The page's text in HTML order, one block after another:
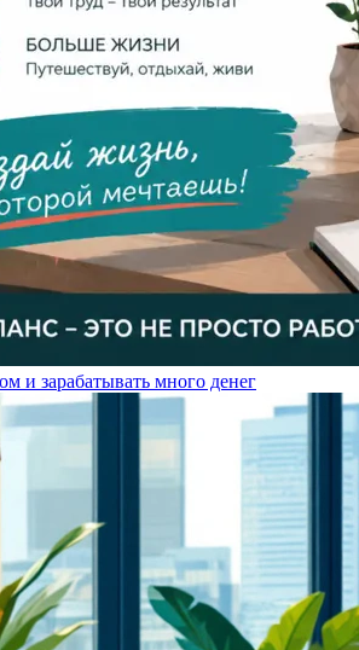
и зарабатывать много денег